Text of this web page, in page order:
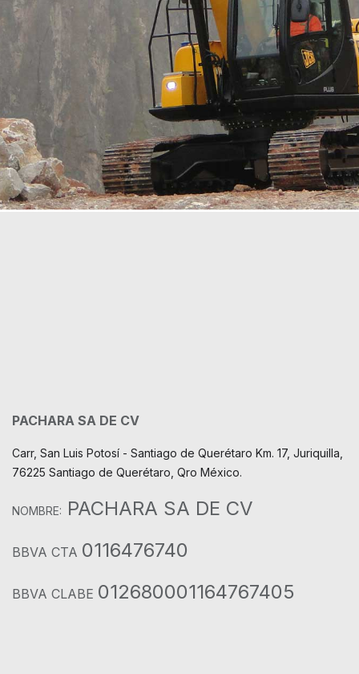
PACHARA SA DE CV
Carr, San Luis Potosí - Santiago de Querétaro Km. 17, Juriquilla,
76225 Santiago de Querétaro, Qro México.
NOMBRE: PACHARA SA DE CV
BBVA CTA 0116476740
BBVA CLABE 012680001164767405